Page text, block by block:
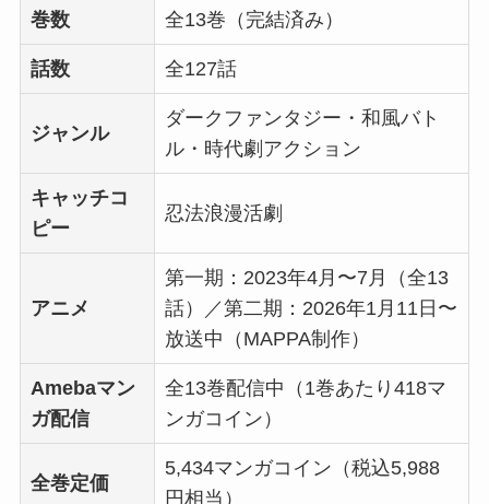
巻数 全13巻（完結済み）
話数 全127話
ジャンル
ダークファンタジー・和風バト
ル・時代劇アクション
キャッチコ
ピー
忍法浪漫活劇
アニメ
第一期：2023年4月〜7月（全13
話）／第二期：2026年1月11日〜
放送中（MAPPA制作）
Amebaマン
ガ配信
全13巻配信中（1巻あたり418マ
ンガコイン）
全巻定価
5,434マンガコイン（税込5,988
円相当）